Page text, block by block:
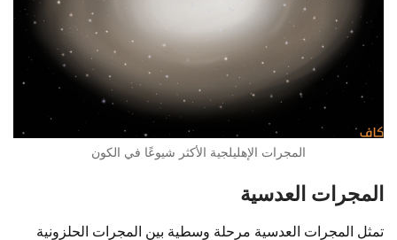
المجرات الإهليلجية الأكثر شيوعًا في الكون
المجرات العدسية
تمثل المجرات العدسية مرحلة وسطية بين المجرات الحلزونية